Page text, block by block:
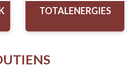
TOTALENERGIES